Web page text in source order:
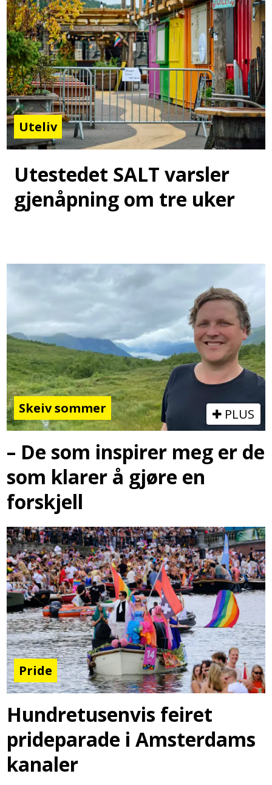
Uteliv
Utestedet SALT varsler
gjenåpning om tre uker
Skeiv sommer PLUS
– De som inspirer meg er de
som klarer å gjøre en
forskjell
Pride
Hundretusenvis feiret
prideparade i Amsterdams
kanaler